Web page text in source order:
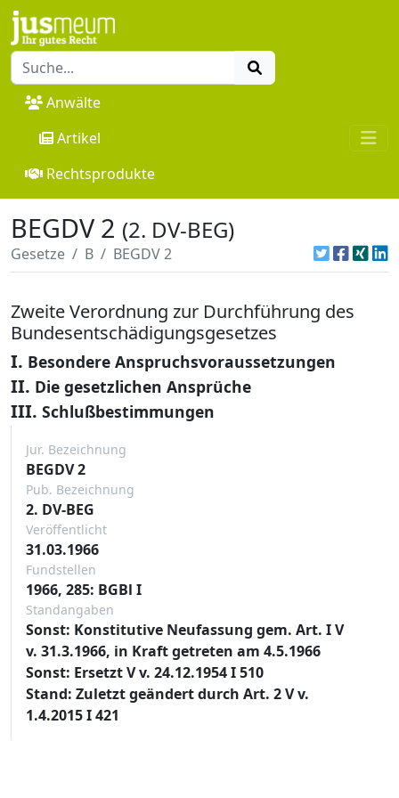
Anwälte
Artikel
Rechtsprodukte
BEGDV 2 (2. DV-BEG)
Gesetze B BEGDV 2
Zweite Verordnung zur Durchführung des
Bundesentschädigungsgesetzes
I. Besondere Anspruchsvoraussetzungen
II. Die gesetzlichen Ansprüche
III. Schlußbestimmungen
Jur. Bezeichnung
BEGDV 2
Pub. Bezeichnung
2. DV-BEG
Veröffentlicht
31.03.1966
Fundstellen
1966, 285: BGBl I
Standangaben
Sonst: Konstitutive Neufassung gem. Art. I V
v. 31.3.1966, in Kraft getreten am 4.5.1966
Sonst: Ersetzt V v. 24.12.1954 I 510
Stand: Zuletzt geändert durch Art. 2 V v.
1.4.2015 I 421